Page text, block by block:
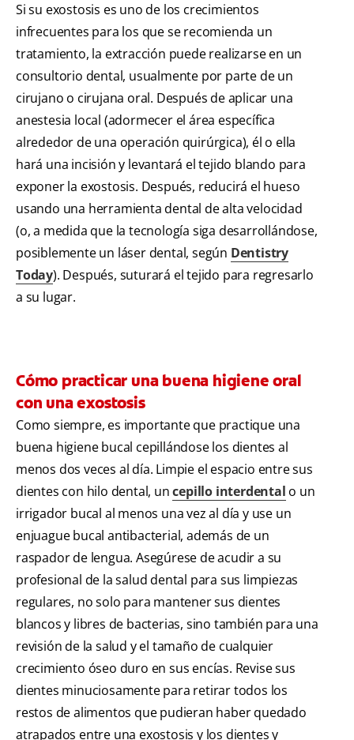
Si su exostosis es uno de los crecimientos
infrecuentes para los que se recomienda un
tratamiento, la extracción puede realizarse en un
consultorio dental, usualmente por parte de un
cirujano o cirujana oral. Después de aplicar una
anestesia local (adormecer el área específica
alrededor de una operación quirúrgica), él o ella
hará una incisión y levantará el tejido blando para
exponer la exostosis. Después, reducirá el hueso
usando una herramienta dental de alta velocidad
(o, a medida que la tecnología siga desarrollándose,
posiblemente un láser dental, según Dentistry
Today). Después, suturará el tejido para regresarlo
a su lugar.
Cómo practicar una buena higiene oral
con una exostosis
Como siempre, es importante que practique una
buena higiene bucal cepillándose los dientes al
menos dos veces al día. Limpie el espacio entre sus
dientes con hilo dental, uncepillo interdental o un
irrigador bucal al menos una vez al día y use un
enjuague bucal antibacterial, además de un
raspador de lengua. Asegúrese de acudir a su
profesional de la salud dental para sus limpiezas
regulares, no solo para mantener sus dientes
blancos y libres de bacterias, sino también para una
revisión de la salud y el tamaño de cualquier
crecimiento óseo duro en sus encías. Revise sus
dientes minuciosamente para retirar todos los
restos de alimentos que pudieran haber quedado
atrapados entre una exostosis y los dientes y